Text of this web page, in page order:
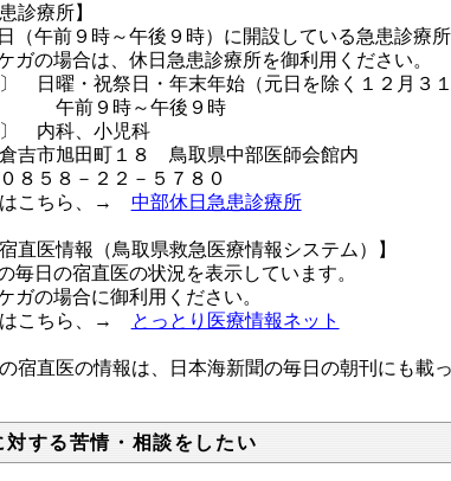
診療所】
（午前９時～午後９時）に開設している急患診療所
ガの場合は、休日急患診療所を御利用ください。
日曜・祝祭日・年末年始（元日を除く１２月３１
～午後９時
内科、小児科
市旭田町１８ 鳥取県中部医師会館内
５８－２２－５７８０
ちら、→ 中部休日急患診療所
直医情報（鳥取県救急医療情報システム）】
毎日の宿直医の状況を表示しています。
ガの場合に御利用ください。
ちら、→
とっとり医療情報ネット
直医の情報は、日本海新聞の毎日の朝刊にも載っ
対する苦情・相談をしたい